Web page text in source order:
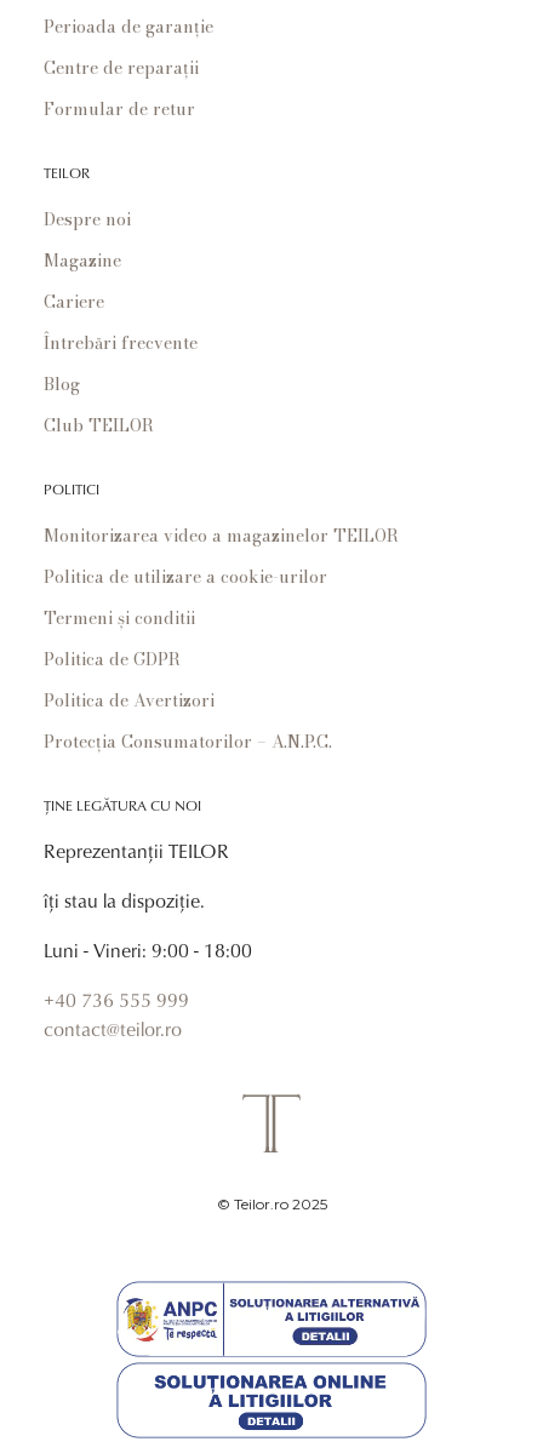
Perioada de garanție
Centre de reparații
Formular de retur
TEILOR
Despre noi
Magazine
Cariere
Întrebări frecvente
Blog
Club TEILOR
POLITICI
Monitorizarea video a magazinelor TEILOR
Politica de utilizare a cookie-urilor
Termeni și conditii
Politica de GDPR
Politica de Avertizori
Protecția Consumatorilor – A.N.P.C.
ȚINE LEGĂTURA CU NOI
Reprezentanții TEILOR
îți stau la dispoziție.
Luni - Vineri: 9:00 - 18:00
+40 736 555 999
contact@teilor.ro
© Teilor.ro 2025